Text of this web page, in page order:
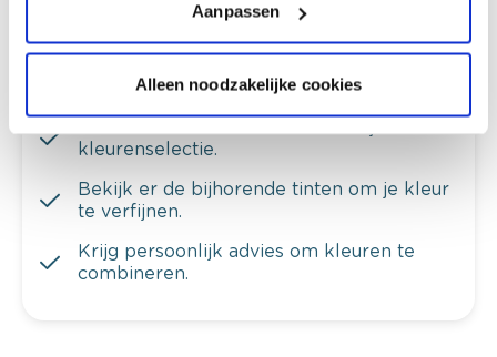
Aanpassen
Alleen noodzakelijke cookies
kleurenselectie.
Bekijk er de bijhorende tinten om je kleur
te verfijnen.
Krijg persoonlijk advies om kleuren te
combineren.